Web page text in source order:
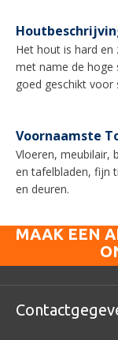
Het hout is hard
met name de hoge
goed geschikt voor
Voornaamste
Vloeren, meubilair,
en tafelbladen, fijn
en deuren.
MAAK EEN